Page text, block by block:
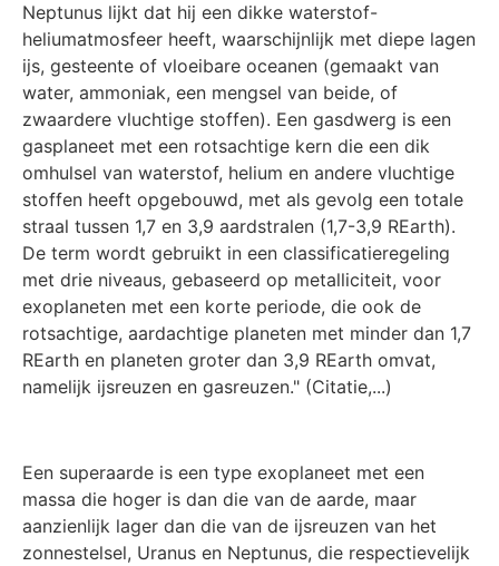
Neptunus lijkt dat hij een dikke waterstof-
heliumatmosfeer heeft, waarschijnlijk met diepe lagen
ijs, gesteente of vloeibare oceanen (gemaakt van
water, ammoniak, een mengsel van beide, of
zwaardere vluchtige stoffen). Een gasdwerg is een
gasplaneet met een rotsachtige kern die een dik
omhulsel van waterstof, helium en andere vluchtige
stoffen heeft opgebouwd, met als gevolg een totale
straal tussen 1,7 en 3,9 aardstralen (1,7-3,9 REarth).
De term wordt gebruikt in een classificatieregeling
met drie niveaus, gebaseerd op metalliciteit, voor
exoplaneten met een korte periode, die ook de
rotsachtige, aardachtige planeten met minder dan 1,7
REarth en planeten groter dan 3,9 REarth omvat,
namelijk ijsreuzen en gasreuzen." (Citatie,...)
Een superaarde is een type exoplaneet met een
massa die hoger is dan die van de aarde, maar
aanzienlijk lager dan die van de ijsreuzen van het
zonnestelsel, Uranus en Neptunus, die respectievelijk